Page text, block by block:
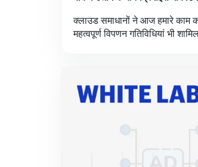
क्लाउड समाधानों ने आज हमारे काम
महत्वपूर्ण विपणन गतिविधियां भी